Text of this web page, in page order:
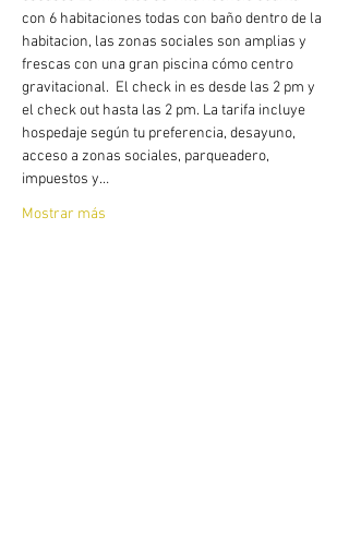
con 6 habitaciones todas con baño dentro de la
habitacion, las zonas sociales son amplias y
frescas con una gran piscina cómo centro
gravitacional.  El check in es desde las 2 pm y
el check out hasta las 2 pm. La tarifa incluye
hospedaje según tu preferencia, desayuno,
acceso a zonas sociales, parqueadero,
impuestos y…
Mostrar más